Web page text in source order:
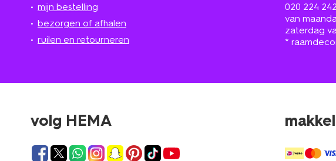
mijn bestelling
bezorgen of afhalen
ruilen en retourneren
020 224
van
zaterdag
*
volg HEMA